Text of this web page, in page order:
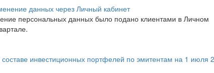
данных через Личный кабинет
персональных данных было подано клиентами в Личном
инвестиционных портфелей по эмитентам на 1 июля